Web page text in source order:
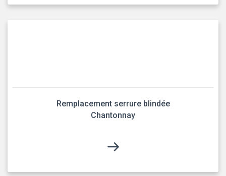
Remplacement serrure blindée
Chantonnay